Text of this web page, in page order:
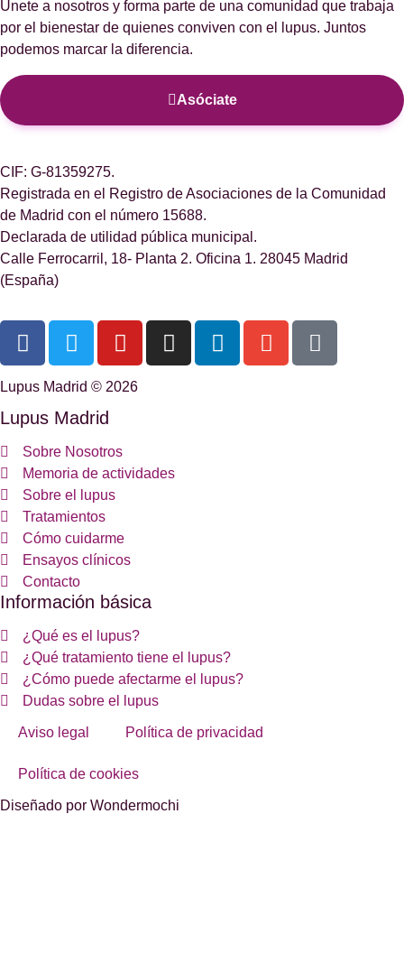
Únete a nosotros y forma parte de una comunidad que trabaja
por el bienestar de quienes conviven con el lupus. Juntos
podemos marcar la diferencia.
Asóciate
CIF: G-81359275.
Registrada en el Registro de Asociaciones de la Comunidad
de Madrid con el número 15688.
Declarada de utilidad pública municipal.
Calle Ferrocarril, 18- Planta 2. Oficina 1. 28045 Madrid
(España)
Lupus Madrid © 2026
Lupus Madrid
Sobre Nosotros
Memoria de actividades
Sobre el lupus
Tratamientos
Cómo cuidarme
Ensayos clínicos
Contacto
Información básica
¿Qué es el lupus?
¿Qué tratamiento tiene el lupus?
¿Cómo puede afectarme el lupus?
Dudas sobre el lupus
Aviso legal Política de privacidad
Política de cookies
Diseñado por Wondermochi